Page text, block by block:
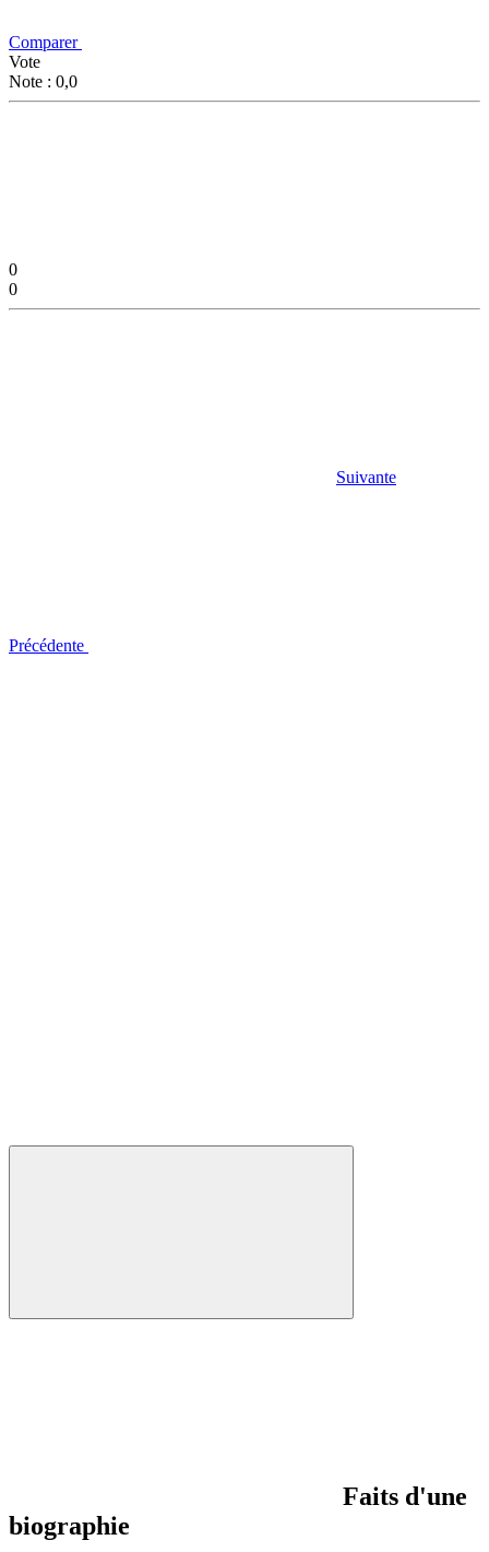
Comparer
Vote
Note : 0,0
0
0
Suivante
Précédente
Faits d'une
biographie